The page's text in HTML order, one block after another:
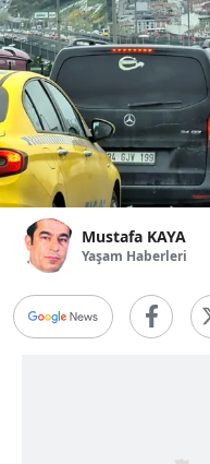
Mustafa KAYA
Yaşam Haberleri